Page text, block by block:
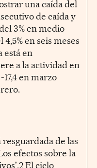
una caída del
de caída y
3% en medio
4,5% en seis meses
está en
a la actividad en
en marzo
resguardada de las
efectos sobre la
El ciclo